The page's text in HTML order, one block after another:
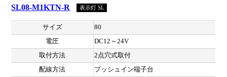
SL08-M1KTN-R 表示灯 SL
サイズ
80
電圧
DC12～24V
取付方法
2点穴式取付
配線方法
プッシュイン端子台